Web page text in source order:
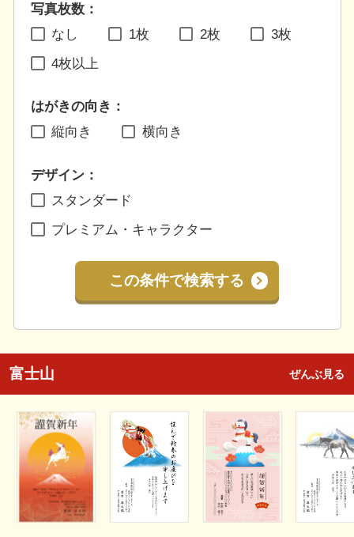
写真枚数：
なし
1枚 2枚 3枚
4枚以上
はがきの向き：
縦向き
横向き
デザイン：
スタンダード
プレミアム・キャラクター
この条件で検索する
富士山 ぜんぶ見る